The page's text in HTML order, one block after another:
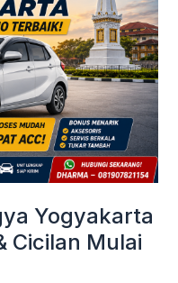
Yogyakarta
Cicilan Mulai